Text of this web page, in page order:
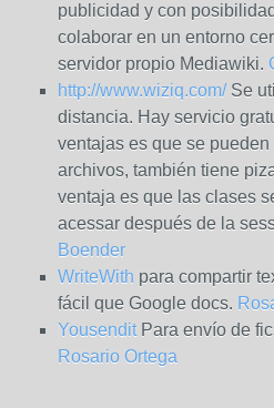
publicidad y con
colaborar en un entorno
servidor propio Mediawiki.
http://www.wiziq.com/Se
distancia. Hay servicio
ventajas es que se
archivos, también tiene
ventaja es que las clases
acessar después de la
Boender
WriteWith para compartir
fácil que Google docs.
YousenditPara envío de
Rosario Ortega